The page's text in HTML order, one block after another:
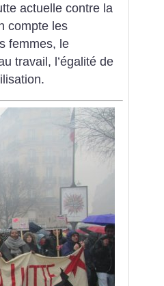
actuelle contre la
compte les
femmes, le
travail, l’égalité de